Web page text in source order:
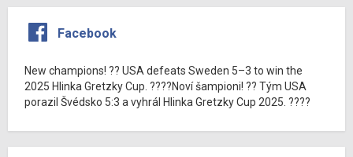
Facebook
New champions! ?? USA defeats Sweden 5–3 to win the
2025 Hlinka Gretzky Cup. ????Noví šampioni! ?? Tým USA
porazil Švédsko 5:3 a vyhrál Hlinka Gretzky Cup 2025. ????